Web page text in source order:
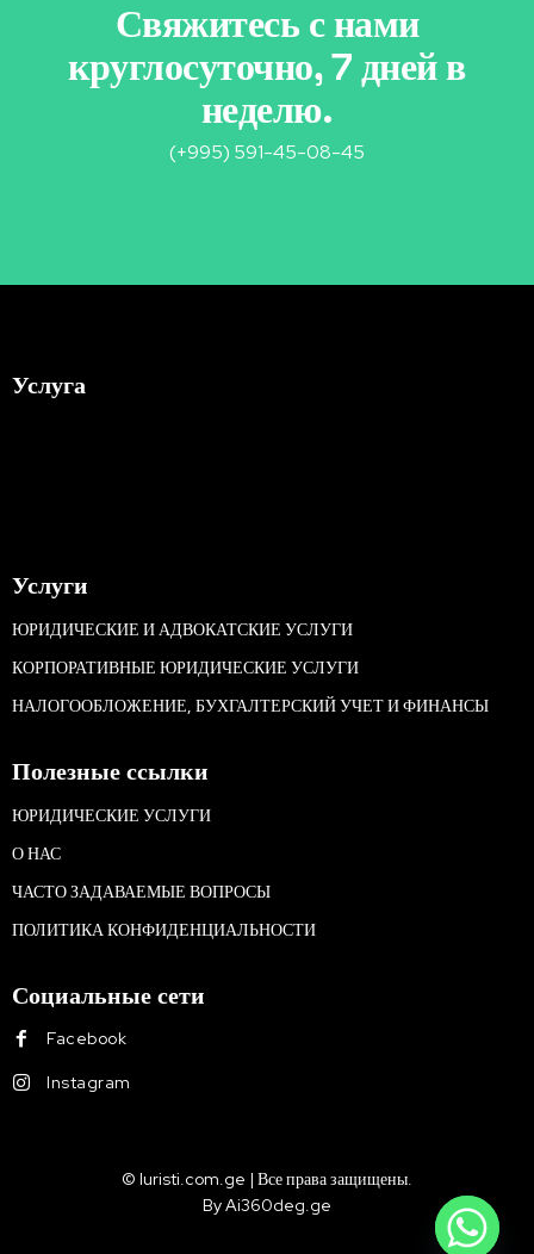
Свяжитесь с нами
круглосуточно, 7 дней в
неделю.
(+995) 591-45-08-45
Услуга
Услуги
ЮРИДИЧЕСКИЕ И АДВОКАТСКИЕ УСЛУГИ
КОРПОРАТИВНЫЕ ЮРИДИЧЕСКИЕ УСЛУГИ
НАЛОГООБЛОЖЕНИЕ, БУХГАЛТЕРСКИЙ УЧЕТ И ФИНАНСЫ
Полезные ссылки
ЮРИДИЧЕСКИЕ УСЛУГИ
О НАС
ЧАСТО ЗАДАВАЕМЫЕ ВОПРОСЫ
ПОЛИТИКА КОНФИДЕНЦИАЛЬНОСТИ
Социальные сети
Facebook
Instagram
© Iuristi.com.ge | Все права защищены.
By Ai360deg.ge